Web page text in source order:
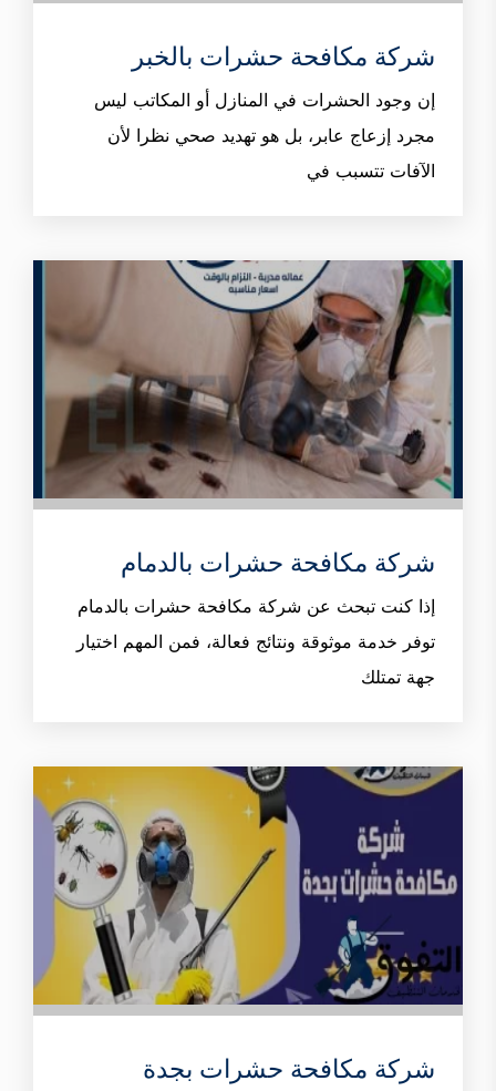
شركة مكافحة حشرات بالخبر
إن وجود الحشرات في المنازل أو المكاتب ليس
مجرد إزعاج عابر، بل هو تهديد صحي نظرا لأن
الآفات تتسبب في
شركة مكافحة حشرات بالدمام
إذا كنت تبحث عن شركة مكافحة حشرات بالدمام
توفر خدمة موثوقة ونتائج فعالة، فمن المهم اختيار
جهة تمتلك
شركة مكافحة حشرات بجدة